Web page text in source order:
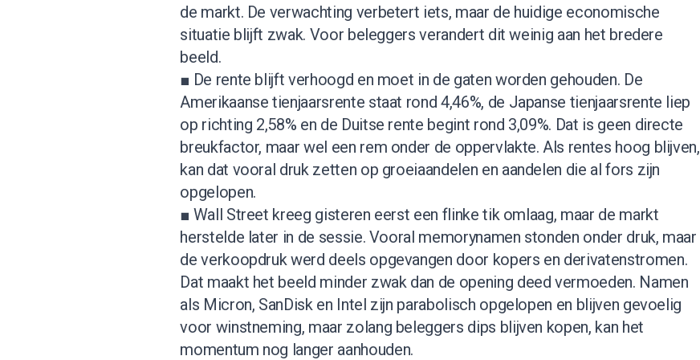
de markt. De verwachting verbetert iets, maar de huidige economische
situatie blijft zwak. Voor beleggers verandert dit weinig aan het bredere
beeld.
■ De rente blijft verhoogd en moet in de gaten worden gehouden. De
Amerikaanse tienjaarsrente staat rond 4,46%, de Japanse tienjaarsrente liep
op richting 2,58% en de Duitse rente begint rond 3,09%. Dat is geen directe
breukfactor, maar wel een rem onder de oppervlakte. Als rentes hoog blijven,
kan dat vooral druk zetten op groeiaandelen en aandelen die al fors zijn
opgelopen.
■ Wall Street kreeg gisteren eerst een flinke tik omlaag, maar de markt
herstelde later in de sessie. Vooral memorynamen stonden onder druk, maar
de verkoopdruk werd deels opgevangen door kopers en derivatenstromen.
Dat maakt het beeld minder zwak dan de opening deed vermoeden. Namen
als Micron, SanDisk en Intel zijn parabolisch opgelopen en blijven gevoelig
voor winstneming, maar zolang beleggers dips blijven kopen, kan het
momentum nog langer aanhouden.